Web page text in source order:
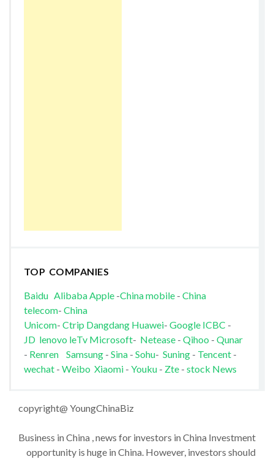
TOP COMPANIES
Baidu AlibabaApple-China mobile- China
telecom- China
Unicom- Ctrip Dangdang Huawei- Google ICBC -
JD lenovo leTv Microsoft- Netease- Qihoo - Qunar
- Renren Samsung- Sina- Sohu- Suning- Tencent-
wechat - Weibo Xiaomi- Youku - Zte- stock News
copyright@ YoungChinaBiz
Business in China , news for investors in China Investment
opportunity is huge in China. However, investors should